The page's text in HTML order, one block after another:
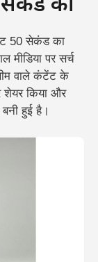
सेकंड का
50 सेकंड का
पर सर्च
वाले कंटेंट के
शेयर किया और
हुई है।